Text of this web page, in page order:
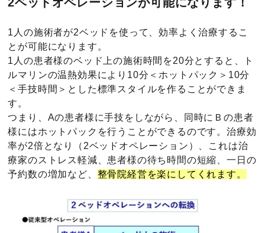
1人の施術者が2ベッドを使って、効率よく治療するこ
とが可能になります。
1人の患者様のベッド上の施術時間を20分とすると、ト
ルマリンの温熱効果により10分＜ホットパック＞10分
＜手技時間＞とした標準スタイルを作ることができま
す。
つまり、Aの患者様に手技をしながら、同時にＢの患者
様にはホットパックを行うことができるのです。治療効
率が2倍となり（2ベッドオペレーション）、これは治
療家のストレス軽減、患者様の待ち時間の短縮、一日の
予約数の増加など、 整骨院経営を楽にしてくれます。